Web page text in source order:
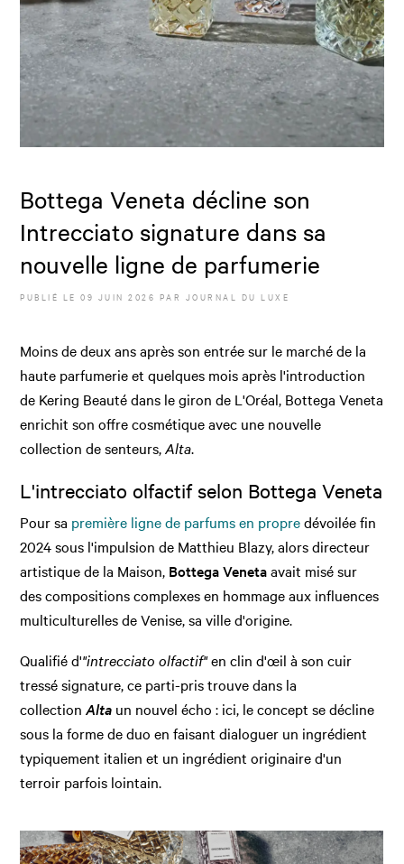
Bottega Veneta décline son
Intrecciato signature dans sa
nouvelle ligne de parfumerie
PUBLIÉ LE09 JUIN 2026 PAR JOURNAL DU LUXE
Moins de deux ans après son entrée sur le marché de la
haute parfumerie et quelques mois après l'introduction
de Kering Beauté dans le giron de L'Oréal, Bottega Veneta
enrichit son offre cosmétique avec une nouvelle
collection de senteurs,Alta.
L'intrecciato olfactif selon Bottega Veneta
Pour sa première ligne de parfums en propredévoilée fin
2024 sous l'impulsion de Matthieu Blazy, alors directeur
artistique de la Maison, Bottega Venetaavait misé sur
des compositions complexes en hommage aux influences
multiculturelles de Venise, sa ville d'origine.
Qualifié d'"intrecciato olfactif"en clin d'œil à son cuir
tressé signature, ce parti-pris trouve dans la
collectionAlta un nouvel écho : ici, le concept se décline
sous la forme de duo en faisant dialoguer un ingrédient
typiquement italien et un ingrédient originaire d'un
terroir parfois lointain.